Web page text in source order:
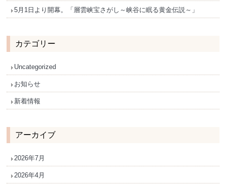
5月1日より開幕。「層雲峡宝さがし～峡谷に眠る黄金伝説～」
カテゴリー
Uncategorized
お知らせ
新着情報
アーカイブ
2026年7月
2026年4月